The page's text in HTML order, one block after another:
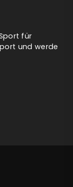
für
und werde